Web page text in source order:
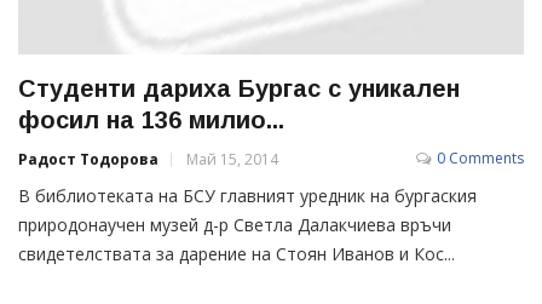
Студенти дариха Бургас с уникален
фосил на 136 милио...
Радост Тодорова Май 15, 2014 0 Comments
В библиотеката на БСУ главният уредник на бургаския
природонаучен музей д-р Светла Далакчиева връчи
свидетелствата за дарение на Стоян Иванов и Кос...